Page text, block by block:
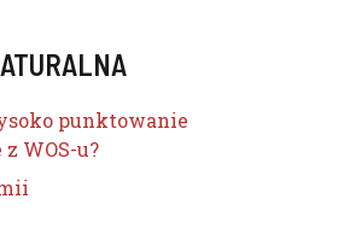
punktowanie
WOS-u?